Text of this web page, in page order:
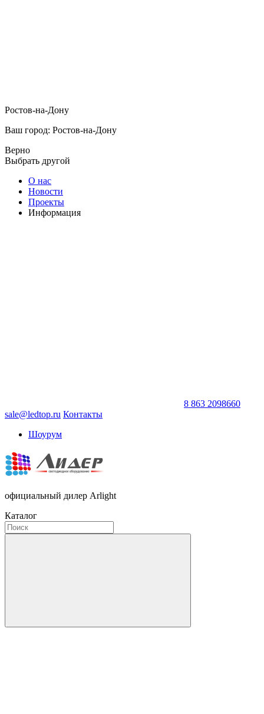
Ростов-на-Дону
Ваш город: Ростов-на-Дону
Верно
Выбрать другой
О нас
Новости
Проекты
Информация
8 863 2098660
sale@ledtop.ru Контакты
Шоурум
официальный дилер Arlight
Каталог